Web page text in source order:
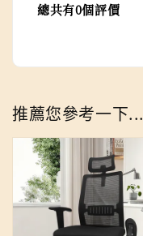
總共有0個評價
推薦您參考一下...